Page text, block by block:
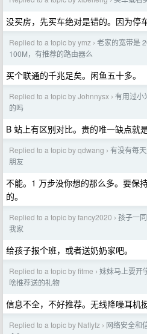
没买房，先买车绝对是错的。因为停
Replied to a topic by ymz › 老家的宽带是
100M，有推荐的路由器么
买个联通的千兆足矣。闲鱼五十多。
Replied to a topic by Johnnysx › 有用过小
的吗
B 站上有区别对比。贵的唯一缺点就是
Replied to a topic by qdwang › 有没有每
朋友
不能。1 万步没你想的那么多。要保
的。
Replied to a topic by fancy2020 › 孩子一
我家
给孩子报个班，或者送奶奶家吧。
Replied to a topic by fitme › 妹妹马上要开
啥推荐送的礼物
信息不全，不好推荐。无线降噪耳机
Replied to a topic by NafIyIz › 网络安全和